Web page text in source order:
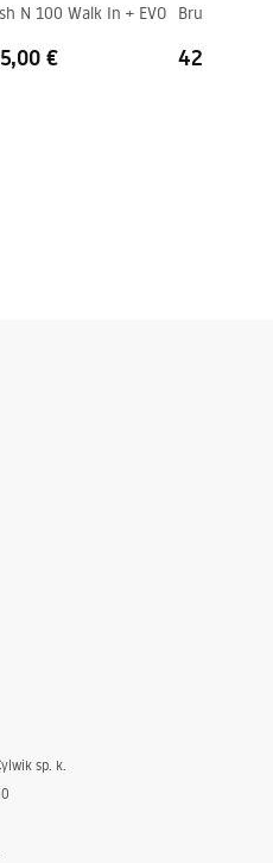
N 100 Walk In + EVO
€
Brush N 90
426,00 €
sp. k.